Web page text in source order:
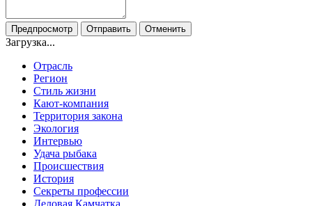
Загрузка...
Отрасль
Регион
Стиль жизни
Кают-компания
Территория закона
Экология
Интервью
Удача рыбака
Происшествия
История
Секреты профессии